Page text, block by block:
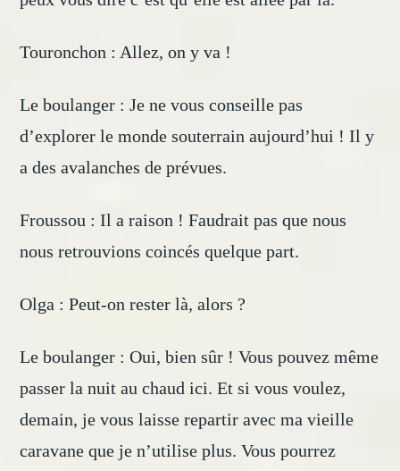
Touronchon : Allez, on y va !
Le boulanger : Je ne vous conseille pas
d’explorer le monde souterrain aujourd’hui ! Il y
a des avalanches de prévues.
Froussou : Il a raison ! Faudrait pas que nous
nous retrouvions coincés quelque part.
Olga : Peut-on rester là, alors ?
Le boulanger : Oui, bien sûr ! Vous pouvez même
passer la nuit au chaud ici. Et si vous voulez,
demain, je vous laisse repartir avec ma vieille
caravane que je n’utilise plus. Vous pourrez